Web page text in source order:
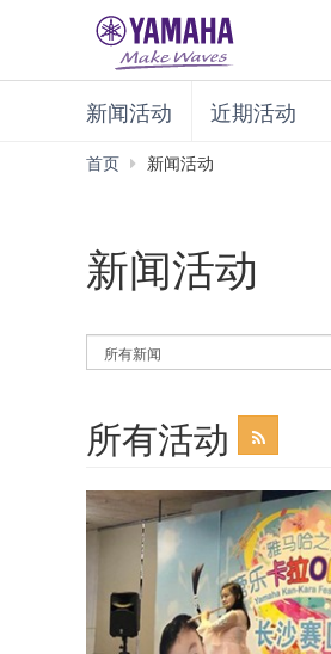
新闻活动 近期活动
首页 新闻活动
新闻活动
By
News
所有活动